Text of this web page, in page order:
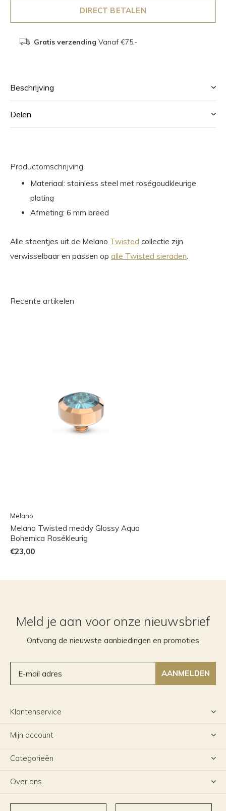
DIRECT BETALEN
Gratis verzending Vanaf €75,-
Beschrijving
Delen
Productomschrijving
Materiaal: stainless steel met roségoudkleurige
plating
Afmeting: 6 mm breed
Alle steentjes uit de Melano Twisted collectie zijn
verwisselbaar en passen op alle Twisted sieraden
Recente artikelen
Melano
Melano Twisted meddy Glossy Aqua
Bohemica Rosékleurig
€23,00
Meld je aan voor onze nieuwsbrief
Ontvang de nieuwste aanbiedingen en promoties
AANMELDEN
Klantenservice
Mijn account
Categorieën
Over ons